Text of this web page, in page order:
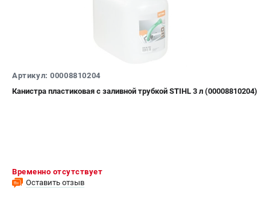
Артикул: 00008810204
Канистра пластиковая с заливной трубкой STIHL 3 л (00008810204)
Временно отсутствует
Оставить отзыв